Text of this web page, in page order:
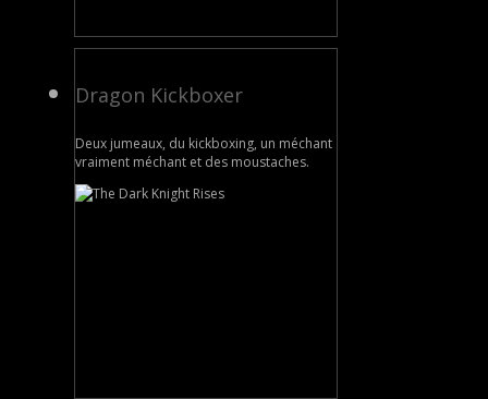
Dragon Kickboxer
Deux jumeaux, du kickboxing, un méchant
vraiment méchant et des moustaches.